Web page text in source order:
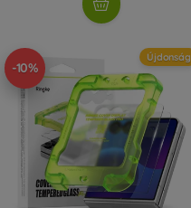
-10%
Újdonság